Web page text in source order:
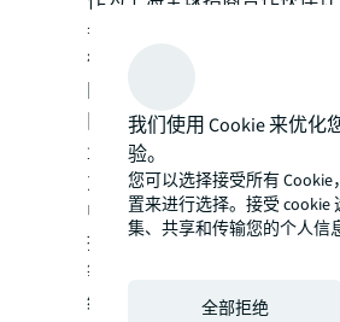
者，仲量联行在服务实践中形
循环”模式。一方面，通过全
队深度参与城市战略实施。
量联行成功推动多个标杆项目
力闪存科技新锐Solidigm在
中心；促成浦东近十年最大
推动道朗格全国首家品牌体
等。仲量联行认为，上海的营
级迭代，生动诠释了系统思
我们使用 Cookie 来优化
验。
您可以选择接受所有
置来进行选择。接受 cookie
集、共享和传输您的个人信
全部拒绝